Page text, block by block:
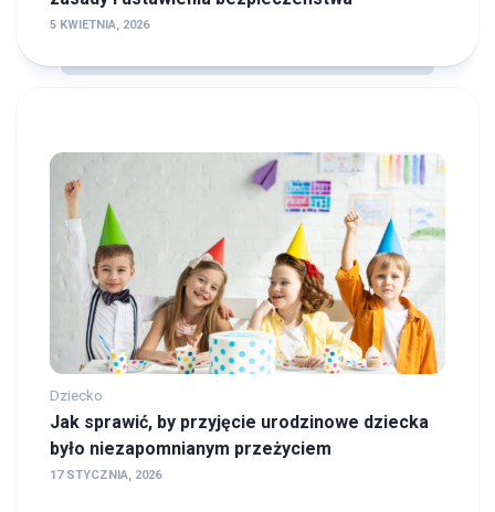
5 KWIETNIA, 2026
Dziecko
Jak sprawić, by przyjęcie urodzinowe dziecka
było niezapomnianym przeżyciem
17 STYCZNIA, 2026